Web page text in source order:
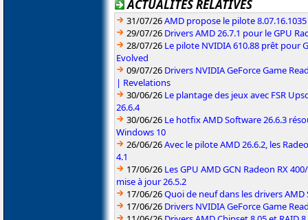
ACTUALITÉS RELATIVES
31/07/26AMD propose le pilote
29/07/26 Drivers AMD 26.7.1 pour le GPU
28/07/26 Le pilote NVIDIA 610.88 prêt pour
Evolved
09/07/26 Drivers NVIDIA GeForce Game
| Revelations
30/06/26 Le plantage des jeux avec FSR
26.6.4
30/06/26 Le hotfix AMD Software 26.6.3
Windows 10
26/06/26Avec le pilote AMD 26.6.2, les
4.1
17/06/26 Les GPU AMD GCN Radeon RX
mise à jour 26.5.2
17/06/26Quoi de neuf dans les drivers AMD
17/06/26 Drivers NVIDIA GeForce Game